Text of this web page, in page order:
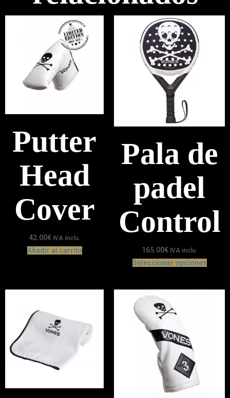
Putter
Head
Cover
42.00€ IVA inclu.
Añadir al carrito
Pala de
padel
Control
165.00€ IVA inclu.
Seleccionar opciones